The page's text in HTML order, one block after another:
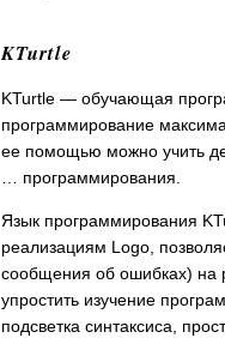
KTurtle
KTurtle — обучающая
программирование
ее помощью можно учить
… программирования.
Язык программирования
реализациям Logo,
сообщения об ошибках) на
упростить изучение
подсветка синтаксиса,